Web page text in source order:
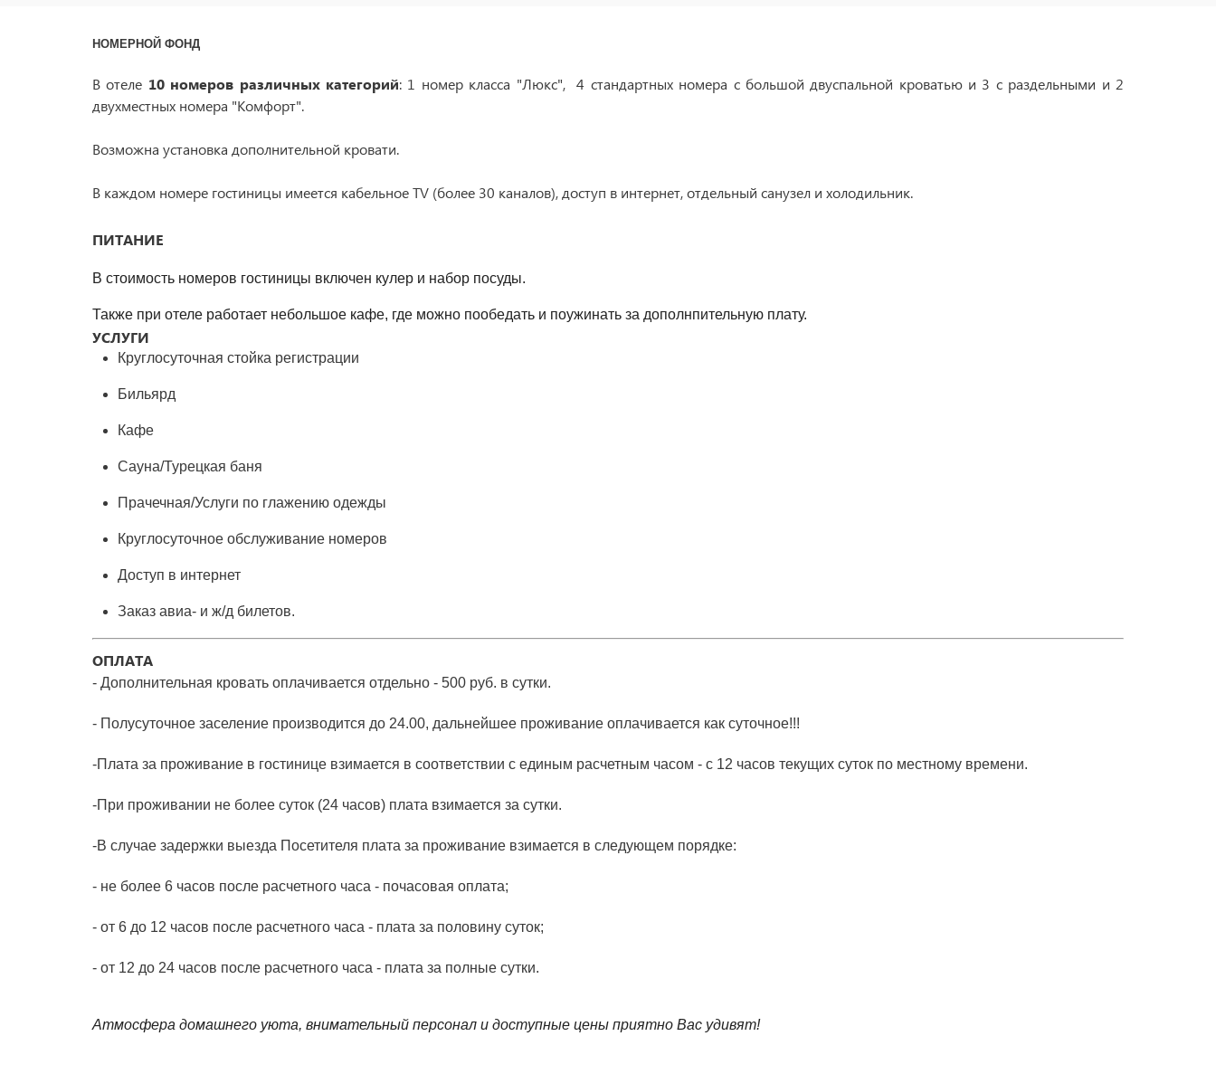
НОМЕРНОЙ ФОНД
В отеле 10 номеров различных категорий: 1 номер класса "Люкс", 4 стандартных номера с большой двуспальной кроватью и 3 с раздельными и 2
двухместных номера "Комфорт".
Возможна установка дополнительной кровати.
В каждом номере гостиницы имеется кабельноеTV (более 30 каналов), доступ в интернет, отдельный санузел и холодильник.
ПИТАНИЕ
В стоимость номеров гостиницы включен кулер и набор посуды.
Также при отеле работает небольшое кафе, где можно пообедать и поужинать за дополнпительную плату.
УСЛУГИ
Круглосуточная стойка регистрации
Бильярд
Кафе
Сауна/Турецкая баня
Прачечная/Услуги по глажению одежды
Круглосуточное обслуживание номеров
Доступ в интернет
Заказ авиа- и ж/д билетов.
ОПЛАТА
- Дополнительная кровать оплачивается отдельно - 500 руб. в сутки.
- Полусуточное заселение производится до 24.00, дальнейшее проживание оплачивается как суточное!!!
-Плата за проживание в гостинице взимается в соответствии с единым расчетным часом - с 12 часов текущих суток по местному времени.
-При проживании не более суток (24 часов) плата взимается за сутки.
-В случае задержки выезда Посетителя плата за проживание взимается в следующем порядке:
- не более 6 часов после расчетного часа - почасовая оплата;
- от 6 до 12 часов после расчетного часа - плата за половину суток;
- от 12 до 24 часов после расчетного часа - плата за полные сутки.
Атмосфера домашнего уюта, внимательный персонал и доступные цены приятно Вас удивят!